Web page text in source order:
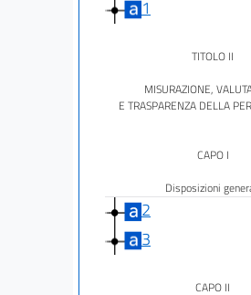
1
TITOLO II
MISURAZIONE,
E TRASPARENZA DELLA
CAPO I
Disposizioni
2
3
CAPO II